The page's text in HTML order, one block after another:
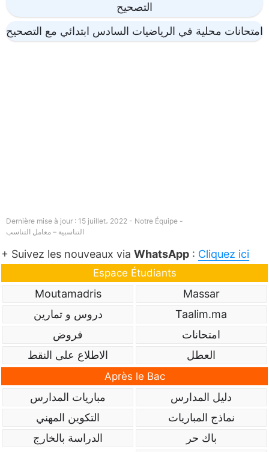
التصحيح
امتحانات محلية في الرياضيات السادس ابتدائي مع التصحيح
Dernière mise à jour : 15 juillet، 2022 - Notre Équipe -
التناسبية – معامل التناسب
+ Suivez les nouveaux via WhatsApp : Cliquez ici
Espace Étudiants
Massar
Moutamadris
Taalim.ma
دروس و تمارين
امتحانات
فروض
العطل
الاطلاع على النقط
Après le Bac
دليل المدارس
مباريات المدارس
نماذج المباريات
التكوين المهني
باك حر
الدراسة بالخارج